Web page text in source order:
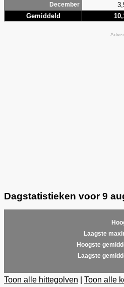
December
Gemiddeld
Dagstatistieken voor 9
Laagste
Hoogste
Laagste
Toon alle hittegolven
Toon alle